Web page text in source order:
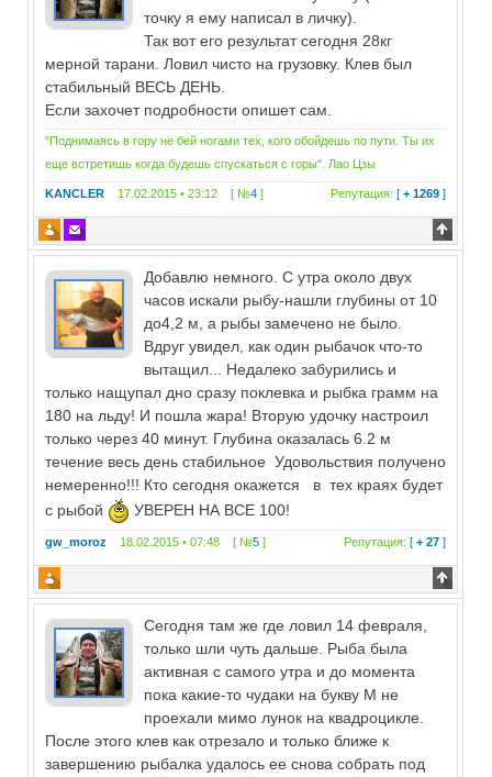
точку я ему написал в личку).
Так вот его результат сегодня 28кг
мерной тарани. Ловил чисто на грузовку. Клев был
стабильный ВЕСЬ ДЕНЬ.
Если захочет подробности опишет сам.
"Поднимаясь в гору не бей ногами тех, кого обойдешь по пути. Ты их
еще встретишь когда будешь спускаться с горы". Лао Цзы
KANCLER 17.02.2015 • 23:12 [ №4 ] Репутация: [+ 1269 ]
Добавлю немного. С утра около двух
часов искали рыбу-нашли глубины от 10
до4,2 м, а рыбы замечено не было.
Вдруг увидел, как один рыбачок что-то
вытащил... Недалеко забурились и
только нащупал дно сразу поклевка и рыбка грамм на
180 на льду! И пошла жара! Вторую удочку настроил
только через 40 минут. Глубина оказалась 6.2 м
течение весь день стабильное Удовольствия получено
немеренно!!! Кто сегодня окажется в тех краях будет
с рыбой
УВЕРЕН НА ВСЕ 100!
gw_moroz 18.02.2015 • 07:48 [ №5 ] Репутация: [+ 27 ]
Сегодня там же где ловил 14 февраля,
только шли чуть дальше. Рыба была
активная с самого утра и до момента
пока какие-то чудаки на букву М не
проехали мимо лунок на квадроцикле.
После этого клев как отрезало и только ближе к
завершению рыбалка удалось ее снова собрать под